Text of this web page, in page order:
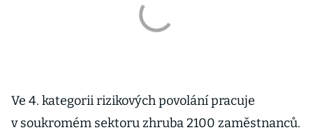
Ve 4. kategorii rizikových povolání pracuje
v soukromém sektoru zhruba 2100 zaměstnanců.